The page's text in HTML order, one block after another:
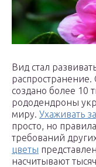
Вид стал
создано более 10
рододендроны
миру. Ухаживать
просто, но
требований
цветы
насчитывают